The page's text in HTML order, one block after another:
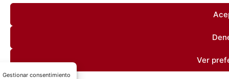
Ver
Gestionar consentimiento